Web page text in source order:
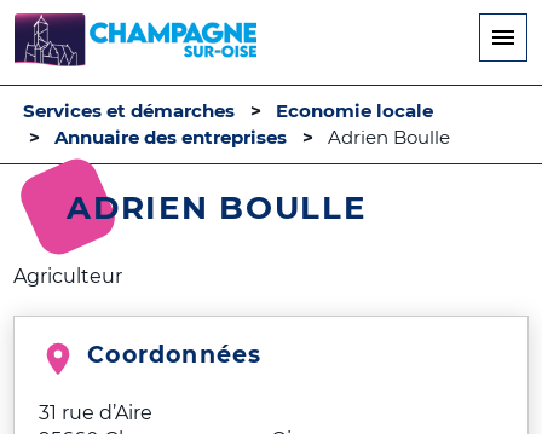
principal
Services et démarches
Economie locale
Annuaire des entreprises
Adrien Boulle
ADRIEN BOULLE
Agriculteur
Coordonnées
31 rue d’Aire